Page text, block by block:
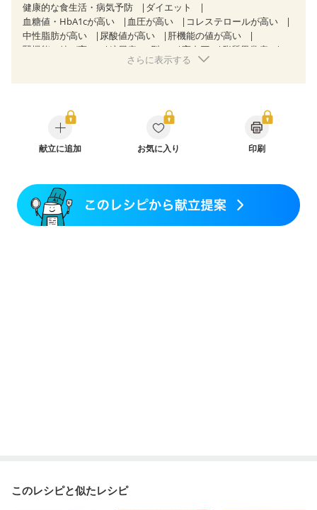
健康的な食生活・病気予防
ダイエット
血糖値・HbA1cが高い
血圧が高い
コレステロールが高い
中性脂肪が高い
尿酸値が高い
肝機能の値が高い
腎機能の値が高い
糖尿病（2型） 高血圧
脂質異常症
狭心症 心筋梗塞
糖尿病性腎症（第１期）
糖尿病性腎症（第２期）
糖尿病性腎症（第３期）
CKD（ステージ１）
CKD（ステージ２）
CKD（ステージ３a）
乳がん治療を終えた方・経過観察中の方など
産後（ミルク）
骨折 骨粗しょう症
関節リウマチ
乾癬
フレイル（年齢に合わせた体作り）
さらに表示する
献立に追加 お気に入り 印刷
このレシピと似たレシピ